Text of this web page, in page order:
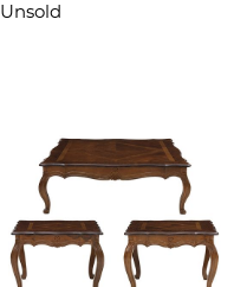
Decoradas con
Unsold